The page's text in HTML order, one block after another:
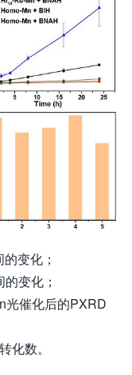
变化；
变化；
光催化后的PXRD
化数。